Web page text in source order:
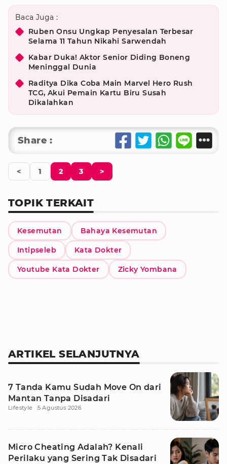
Baca Juga :
Ruben Onsu Ungkap Penyesalan Terbesar
Selama 11 Tahun Nikahi Sarwendah
Kabar Duka! Aktor Senior Diding Boneng
Meninggal Dunia
Raditya Dika Coba Main Marvel Hero Rush
TCG, Akui Pemain Kartu Biru Susah
Dikalahkan
Share :
< 1 2 3 >
TOPIK TERKAIT
Kesemutan Bahaya Kesemutan
Intipseleb Kata Dokter
Youtube Kata Dokter Zicky Yombana
ARTIKEL SELANJUTNYA
7 Tanda Kamu Sudah Move On dari
Mantan Tanpa Disadari
Lifestyle 5 Agustus 2026
Micro Cheating Adalah? Kenali
Perilaku yang Sering Tak Disadari